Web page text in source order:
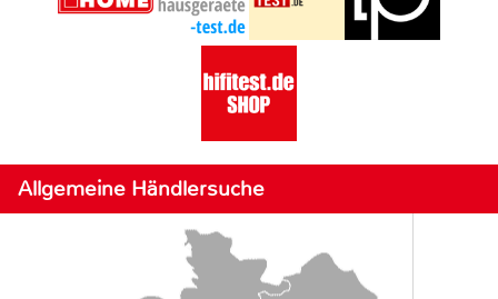
Allgemeine Händlersuche